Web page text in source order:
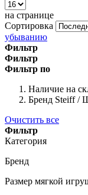
на странице
Сортировка
убыванию
Фильтр
Фильтр
Фильтр по
Наличие на
Бренд Steiff /
Очистить все
Фильтр
Категория
Бренд
Размер мягкой